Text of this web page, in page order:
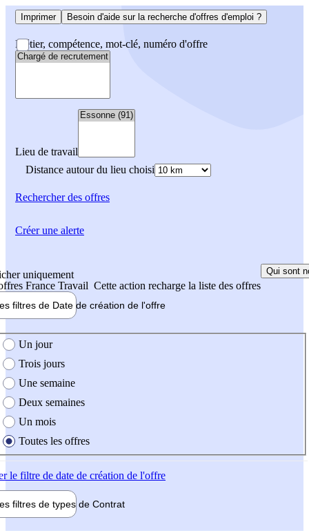
Imprimer Besoin d'aide sur la recherche d'offres d'emploi ?
Métier, compétence, mot-clé, numéro d'offre
Lieu de travail
Distance autour du lieu choisi
Rechercherdes offres
uniquement
France Travail Cette action recharge la liste des offres
Qui sont
filtres de Date de création de l'offre
création de l'offre
Un jour
Trois jours
Une semaine
Deux semaines
Un mois
Toutes les offres
le filtre de date de création de l'offre
filtres de types de Contrat
Créer une alerte